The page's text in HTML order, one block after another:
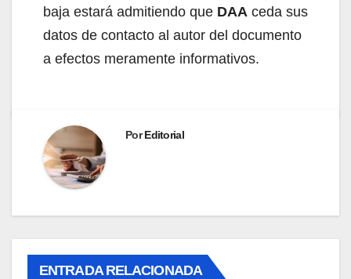
baja estará admitiendo que DAA ceda sus
datos de contacto al autor del documento
a efectos meramente informativos.
PorEditorial
ENTRADA RELACIONADA